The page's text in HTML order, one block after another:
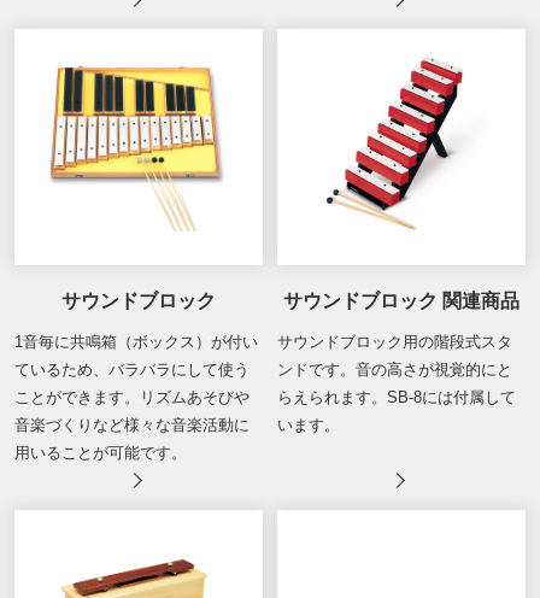
サウンドブロック
1音毎に共鳴箱（ボックス）が付い
ているため、バラバラにして使う
ことができます。リズムあそびや
音楽づくりなど様々な音楽活動に
用いることが可能です。
サウンドブロック 関連商品
サウンドブロック用の階段式スタ
ンドです。音の高さが視覚的にと
らえられます。SB-8には付属して
います。